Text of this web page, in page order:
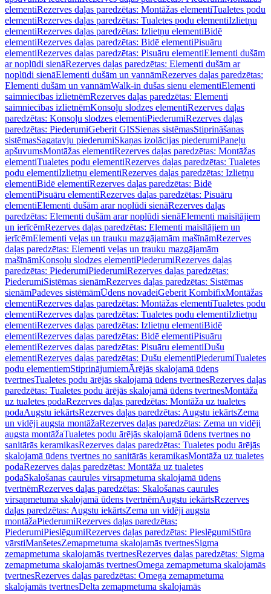
elementiRezerves daļas paredzētas: Montāžas elementiTualetes podu
elementiRezerves daļas paredzētas: Tualetes podu elementiIzlietņu
elementiRezerves daļas paredzētas: Izlietņu elementiBidē
elementiRezerves daļas paredzētas: Bidē elementiPisuāru
elementiRezerves daļas paredzētas: Pisuāru elementiElementi dušām
ar noplūdi sienāRezerves daļas paredzētas: Elementi dušām ar
noplūdi sienāElementi dušām un vannāmRezerves daļas paredzētas:
Elementi dušām un vannāmWalk-in dušas sienu elementiElementi
saimniecības izlietnēmRezerves daļas paredzētas: Elementi
saimniecības izlietnēmKonsoļu slodzes elementiRezerves daļas
paredzētas: Konsoļu slodzes elementiPiederumiRezerves daļas
paredzētas: PiederumiGeberit GISSienas sistēmasStiprināšanas
sistēmasSagatavju piederumiSkaņas izolācijas piederumiPaneļu
apšuvumsMontāžas elementiRezerves daļas paredzētas: Montāžas
elementiTualetes podu elementiRezerves daļas paredzētas: Tualetes
podu elementiIzlietņu elementiRezerves daļas paredzētas: Izlietņu
elementiBidē elementiRezerves daļas paredzētas: Bidē
elementiPisuāru elementiRezerves daļas paredzētas: Pisuāru
elementiElementi dušām arar noplūdi sienāRezerves daļas
paredzētas: Elementi dušām arar noplūdi sienāElementi maisītājiem
un ierīcēmRezerves daļas paredzētas: Elementi maisītājiem un
ierīcēmElementi veļas un trauku mazgājamām mašīnāmRezerves
daļas paredzētas: Elementi veļas un trauku mazgājamām
mašīnāmKonsoļu slodzes elementiPiederumiRezerves daļas
paredzētas: PiederumiPiederumiRezerves daļas paredzētas:
PiederumiSistēmas sienāmRezerves daļas paredzētas: Sistēmas
sienāmPadeves sistēmāmŪdens novadeiGeberit KombifixMontāžas
elementiRezerves daļas paredzētas: Montāžas elementiTualetes podu
elementiRezerves daļas paredzētas: Tualetes podu elementiIzlietņu
elementiRezerves daļas paredzētas: Izlietņu elementiBidē
elementiRezerves daļas paredzētas: Bidē elementiPisuāru
elementiRezerves daļas paredzētas: Pisuāru elementiDušu
elementiRezerves daļas paredzētas: Dušu elementiPiederumiTualetes
podu elementiemStiprinājumiemĀrējās skalojamā ūdens
tvertnesTualetes podu ārējās skalojamā ūdens tvertnesRezerves daļas
paredzētas: Tualetes podu ārējās skalojamā ūdens tvertnesMontāža
uz tualetes podaRezerves daļas paredzētas: Montāža uz tualetes
podaAugstu iekārtsRezerves daļas paredzētas: Augstu iekārtsZema
un vidēji augsta montāžaRezerves daļas paredzētas: Zema un vidēji
augsta montāžaTualetes podu ārējās skalojamā ūdens tvertnes no
sanitārās keramikasRezerves daļas paredzētas: Tualetes podu ārējās
skalojamā ūdens tvertnes no sanitārās keramikasMontāža uz tualetes
podaRezerves daļas paredzētas: Montāža uz tualetes
podaSkalošanas caurules virsapmetuma skalojamā ūdens
tvertnēmRezerves daļas paredzētas: Skalošanas caurules
virsapmetuma skalojamā ūdens tvertnēmAugstu iekārtsRezerves
daļas paredzētas: Augstu iekārtsZema un vidēji augsta
montāžaPiederumiRezerves daļas paredzētas:
PiederumiPieslēgumiRezerves daļas paredzētas: PieslēgumiStūra
vārstiManšetesZemapmetuma skalojamās tvertnesSigma
zemapmetuma skalojamās tvertnesRezerves daļas paredzētas: Sigma
zemapmetuma skalojamās tvertnesOmega zemapmetuma skalojamās
tvertnesRezerves daļas paredzētas: Omega zemapmetuma
skalojamās tvertnesDelta zemapmetuma skalojamās